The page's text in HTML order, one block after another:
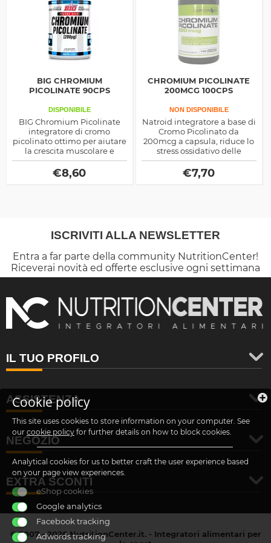
BIG CHROMIUM
PICOLINATE 90CPS
DISPONIBILE
BIG Chromium Picolinate
integratore di cromo
picolinato ottimo per aiutare
la crescita muscolare e
diminuire il grasso corporeo,
agisce sulla glicemia e sulla
composizione corporea
€8,60
CHROMIUM PICOLINATE
200MCG 100CPS
NON DISPONIBILE
Natroid integratore a base di
Cromo Picolinato da
200mcg a capsula, riduce lo
stress ossidativo delle
cellule, velocizza il
metabolismo e abbassa la
glicemia
€7,70
ISCRIVITI ALLA NEWSLETTER
Entra a far parte della community NutritionCenter!
Riceverai novità ed offerte esclusive ogni settimana
IL TUO PROFILO
ASSISTENZA
NEGOZIO
EXTRA SCONTI
© 2007 - 2026 NutritionCenter.it. - Integratori alimentari per
Cookie policy
This site uses cookies to store information on your computer. See
our cookie policy for further details on how to block cookies.
Analytical cookies for us to better craft the user experience based
on your page view experiences.
eShop cookies
Google analytics
Facebook tracking
Adwords tracking